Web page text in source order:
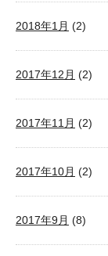
2018年1月 (2)
2017年12月 (2)
2017年11月 (2)
2017年10月 (2)
2017年9月 (8)